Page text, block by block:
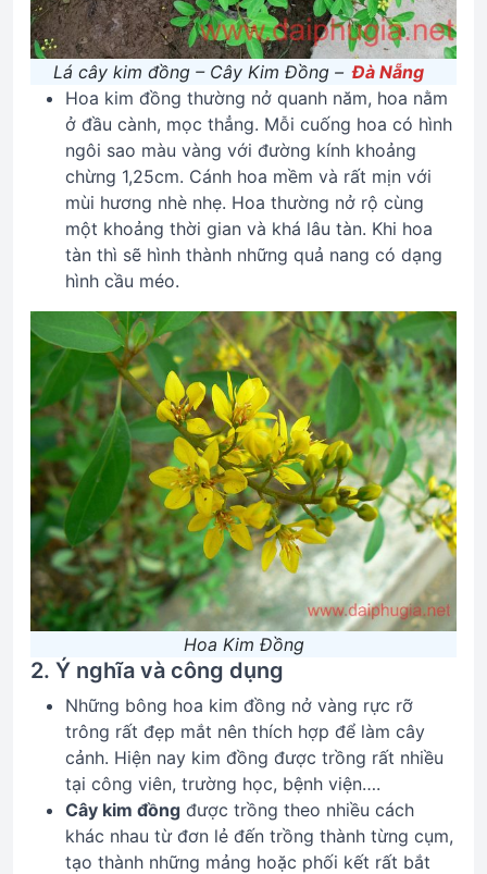
Lá cây kim đồng – Cây Kim Đồng – Đà Nẵng
Hoa kim đồng thường nở quanh năm, hoa nằm
ở đầu cành, mọc thẳng. Mỗi cuống hoa có hình
ngôi sao màu vàng với đường kính khoảng
chừng 1,25cm. Cánh hoa mềm và rất mịn với
mùi hương nhè nhẹ. Hoa thường nở rộ cùng
một khoảng thời gian và khá lâu tàn. Khi hoa
tàn thì sẽ hình thành những quả nang có dạng
hình cầu méo.
Hoa Kim Đồng
2. Ý nghĩa và công dụng
Những bông hoa kim đồng nở vàng rực rỡ
trông rất đẹp mắt nên thích hợp để làm cây
cảnh. Hiện nay kim đồng được trồng rất nhiều
tại công viên, trường học, bệnh viện….
Cây kim đồng được trồng theo nhiều cách
khác nhau từ đơn lẻ đến trồng thành từng cụm,
tạo thành những mảng hoặc phối kết rất bắt